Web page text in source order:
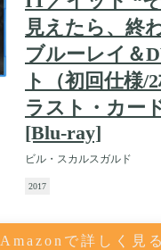
見えたら、終
ブルーレイ＆
ト（初回仕様/
ラスト・カー
[Blu-ray]
ビル・スカルスガルド
2017
Amazonで詳しく見る